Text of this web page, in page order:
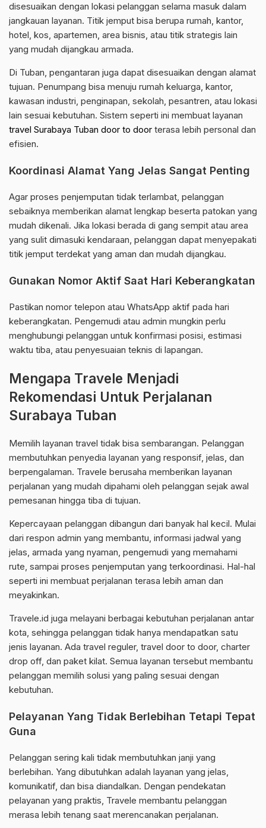
disesuaikan dengan lokasi pelanggan selama masuk dalam
jangkauan layanan. Titik jemput bisa berupa rumah, kantor,
hotel, kos, apartemen, area bisnis, atau titik strategis lain
yang mudah dijangkau armada.
Di Tuban, pengantaran juga dapat disesuaikan dengan alamat
tujuan. Penumpang bisa menuju rumah keluarga, kantor,
kawasan industri, penginapan, sekolah, pesantren, atau lokasi
lain sesuai kebutuhan. Sistem seperti ini membuat layanan
travel Surabaya Tuban door to door terasa lebih personal dan
efisien.
Koordinasi Alamat Yang Jelas Sangat Penting
Agar proses penjemputan tidak terlambat, pelanggan
sebaiknya memberikan alamat lengkap beserta patokan yang
mudah dikenali. Jika lokasi berada di gang sempit atau area
yang sulit dimasuki kendaraan, pelanggan dapat menyepakati
titik jemput terdekat yang aman dan mudah dijangkau.
Gunakan Nomor Aktif Saat Hari Keberangkatan
Pastikan nomor telepon atau WhatsApp aktif pada hari
keberangkatan. Pengemudi atau admin mungkin perlu
menghubungi pelanggan untuk konfirmasi posisi, estimasi
waktu tiba, atau penyesuaian teknis di lapangan.
Mengapa Travele Menjadi
Rekomendasi Untuk Perjalanan
Surabaya Tuban
Memilih layanan travel tidak bisa sembarangan. Pelanggan
membutuhkan penyedia layanan yang responsif, jelas, dan
berpengalaman. Travele berusaha memberikan layanan
perjalanan yang mudah dipahami oleh pelanggan sejak awal
pemesanan hingga tiba di tujuan.
Kepercayaan pelanggan dibangun dari banyak hal kecil. Mulai
dari respon admin yang membantu, informasi jadwal yang
jelas, armada yang nyaman, pengemudi yang memahami
rute, sampai proses penjemputan yang terkoordinasi. Hal-hal
seperti ini membuat perjalanan terasa lebih aman dan
meyakinkan.
Travele.id juga melayani berbagai kebutuhan perjalanan antar
kota, sehingga pelanggan tidak hanya mendapatkan satu
jenis layanan. Ada travel reguler, travel door to door, charter
drop off, dan paket kilat. Semua layanan tersebut membantu
pelanggan memilih solusi yang paling sesuai dengan
kebutuhan.
Pelayanan Yang Tidak Berlebihan Tetapi Tepat
Guna
Pelanggan sering kali tidak membutuhkan janji yang
berlebihan. Yang dibutuhkan adalah layanan yang jelas,
komunikatif, dan bisa diandalkan. Dengan pendekatan
pelayanan yang praktis, Travele membantu pelanggan
merasa lebih tenang saat merencanakan perjalanan.